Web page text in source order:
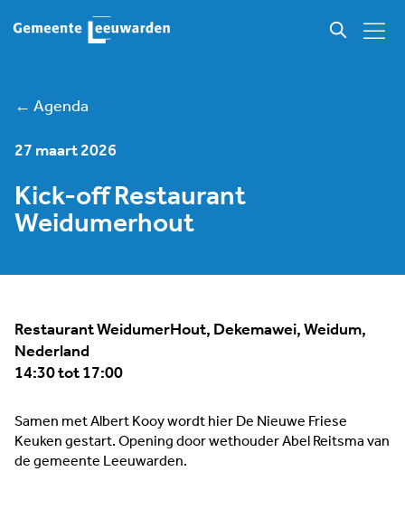
← Agenda
27 maart 2026
Kick-off Restaurant
Weidumerhout
Restaurant WeidumerHout, Dekemawei, Weidum,
Nederland
14:30 tot 17:00
Samen met Albert Kooy wordt hier De Nieuwe Friese
Keuken gestart. Opening door wethouder Abel Reitsma van
de gemeente Leeuwarden.